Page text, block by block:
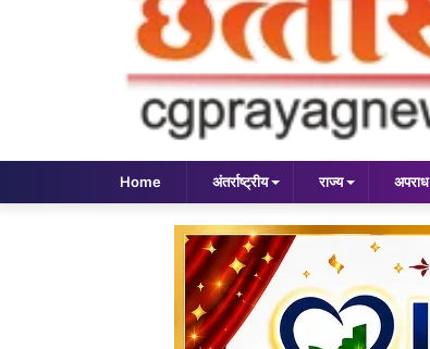
Home अंतर्राष्ट्रीय राज्य अपराध